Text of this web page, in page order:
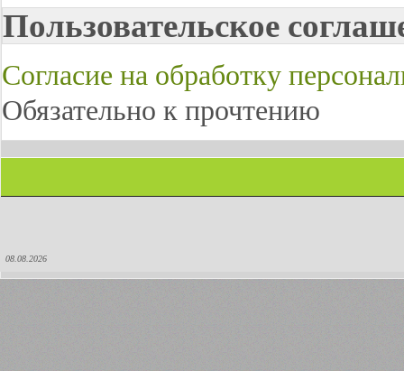
Пользовательское
Согласие на обработку
Обязательно к прочтению
08.08.2026